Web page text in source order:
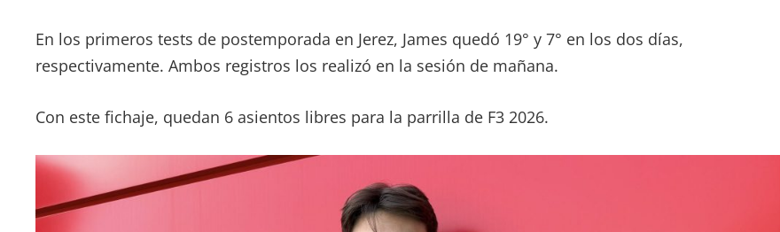
En los primeros tests de postemporada en Jerez, James quedó 19° y 7° en los dos días,
respectivamente. Ambos registros los realizó en la sesión de mañana.
Con este fichaje, quedan 6 asientos libres para la parrilla de F3 2026.